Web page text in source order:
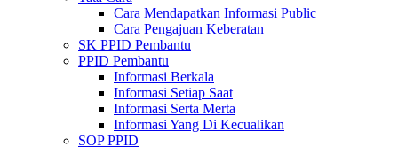
Cara Mendapatkan Informasi Public
Cara Pengajuan Keberatan
SK PPID Pembantu
PPID Pembantu
Informasi Berkala
Informasi Setiap Saat
Informasi Serta Merta
Informasi Yang Di Kecualikan
SOP PPID